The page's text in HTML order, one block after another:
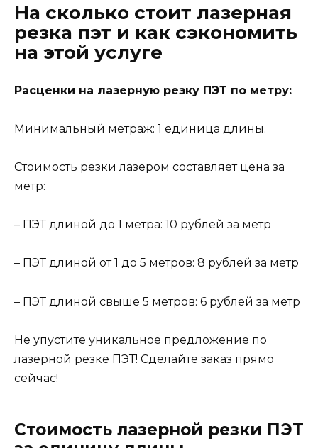
На сколько стоит лазерная
резка пэт и как сэкономить
на этой услуге
Расценки на лазерную резку ПЭТ по метру:
Минимальный метраж: 1 единица длины.
Стоимость резки лазером составляет цена за
метр:
– ПЭТ длиной до 1 метра: 10 рублей за метр
– ПЭТ длиной от 1 до 5 метров: 8 рублей за метр
– ПЭТ длиной свыше 5 метров: 6 рублей за метр
Не упустите уникальное предложение по
лазерной резке ПЭТ! Сделайте заказ прямо
сейчас!
Стоимость лазерной резки ПЭТ